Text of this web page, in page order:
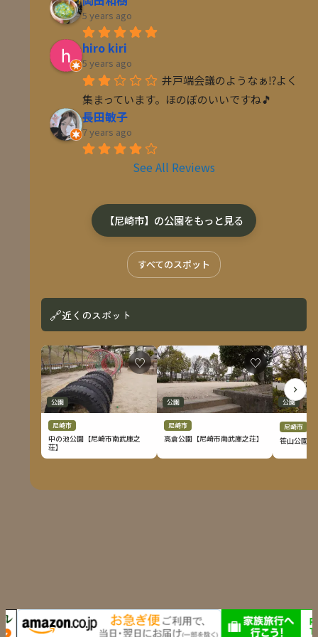
5 years ago
hiro kiri
5 years ago
井戸端会議のようなぁ⁉️よく
集まっています。ほのぼのいいですね🎵
長田敏子
7 years ago
See All Reviews
【尼崎市】の公園をもっと見る
すべてのスポット
🔗近くのスポット
公園
尼崎市
中の池公園【尼崎市南武庫之
荘】
♡
公園
尼崎市
高倉公園【尼崎市南武庫之荘】
♡
公園
尼崎市
笹山公園【